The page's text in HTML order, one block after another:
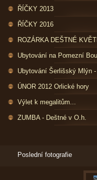
ŘÍČKY 2013
ŘÍČKY 2016
ROZÁRKA DEŠTNÉ
Ubytování na Pomezní
Ubytování Šerlišský Mlýn
ÚNOR 2012 Orlické hory
Výlet k megalitům...
ZUMBA - Deštné v O.h.
Poslední fotografie